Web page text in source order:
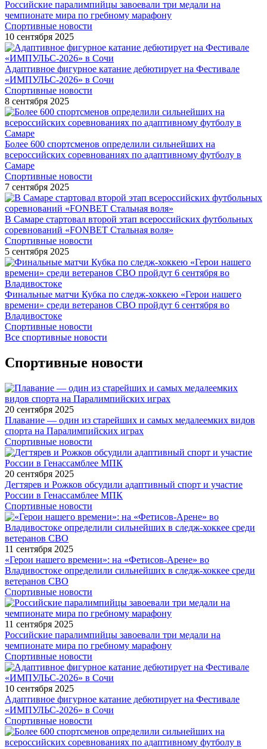
Российские паралимпийцы завоевали три медали на
чемпионате мира по гребному марафону
Спортивные новости
10 сентября 2025
Адаптивное фигурное катание дебютирует на Фестивале
«ИМПУЛЬС-2026» в Сочи
Спортивные новости
8 сентября 2025
Более 600 спортсменов определили сильнейших на
всероссийских соревнованиях по адаптивному футболу в
Самаре
Спортивные новости
7 сентября 2025
В Самаре стартовал второй этап всероссийских футбольных
соревнований «FONBET Стальная воля»
Спортивные новости
5 сентября 2025
Финальные матчи Кубка по следж-хоккею «Герои нашего
времени» среди ветеранов СВО пройдут 6 сентября во
Владивостоке
Спортивные новости
Все спортивные новости
Спортивные новости
20 сентября 2025
Плавание — один из старейших и самых медалеемких видов
спорта на Паралимпийских играх
Спортивные новости
20 сентября 2025
Дегтярев и Рожков обсудили адаптивный спорт и участие
России в Генассамблее МПК
Спортивные новости
11 сентября 2025
«Герои нашего времени»: на «Фетисов-Арене» во
Владивостоке определили сильнейших в следж-хоккее среди
ветеранов СВО
Спортивные новости
11 сентября 2025
Российские паралимпийцы завоевали три медали на
чемпионате мира по гребному марафону
Спортивные новости
10 сентября 2025
Адаптивное фигурное катание дебютирует на Фестивале
«ИМПУЛЬС-2026» в Сочи
Спортивные новости